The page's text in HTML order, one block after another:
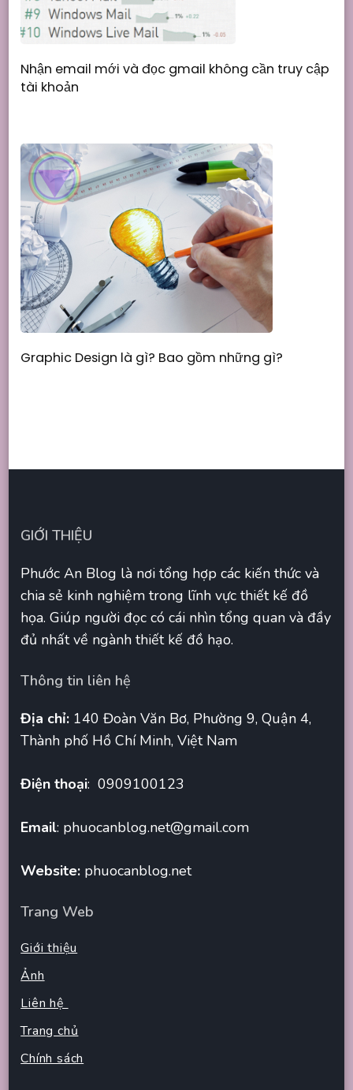
Nhận email mới và đọc gmail không cần truy cập
tài khoản
Graphic Design là gì? Bao gồm những gì?
GIỚI THIỆU
Phước An Blog là nơi tổng hợp các kiến thức và
chia sẻ kinh nghiệm trong lĩnh vực thiết kế đồ
họa. Giúp người đọc có cái nhìn tổng quan và đầy
đủ nhất về ngành thiết kế đồ hạo.
Thông tin liên hệ
Địa chỉ: 140 Đoàn Văn Bơ, Phường 9, Quận 4,
Thành phố Hồ Chí Minh, Việt Nam
Điện thoại: 0909100123
Email: phuocanblog.net@gmail.com
Website: phuocanblog.net
Trang Web
Giới thiệu
Ảnh
Liên hệ
Trang chủ
Chính sách